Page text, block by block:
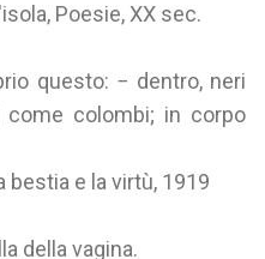
Poesie, XX sec.
questo: − dentro, neri
colombi; in corpo
bestia e la virtù, 1919
della vagina.